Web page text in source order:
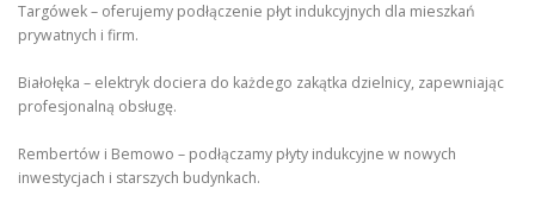
Targówek – oferujemy podłączenie płyt indukcyjnych dla mieszkań
prywatnych i firm.
Białołęka – elektryk dociera do każdego zakątka dzielnicy, zapewniając
profesjonalną obsługę.
Rembertów i Bemowo – podłączamy płyty indukcyjne w nowych
inwestycjach i starszych budynkach.